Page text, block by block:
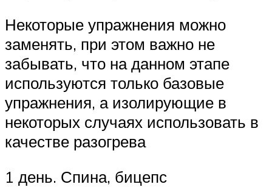
Некоторые упражнения можно
заменять, при этом важно не
забывать, что на данном этапе
используются только базовые
упражнения, а изолирующие в
некоторых случаях использовать в
качестве разогрева
1 день. Спина, бицепс